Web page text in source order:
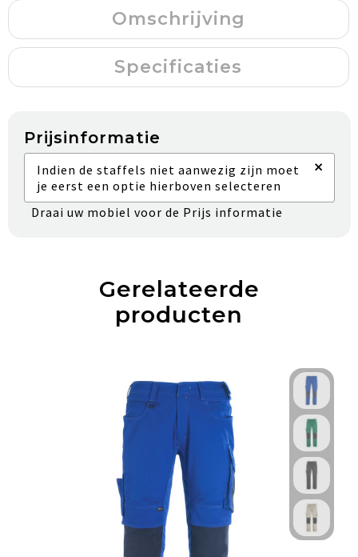
Omschrijving
Specificaties
Prijsinformatie
Indien de staffels niet aanwezig zijn moet
je eerst een optie hierboven selecteren
×
Draai uw mobiel voor de Prijs informatie
Gerelateerde
producten